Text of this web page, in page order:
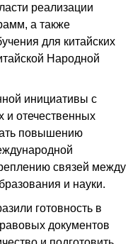
реализации
а также
для китайских
Народной
инициативы с
и отечественных
повышению
связей между
и науки.
готовность в
документов